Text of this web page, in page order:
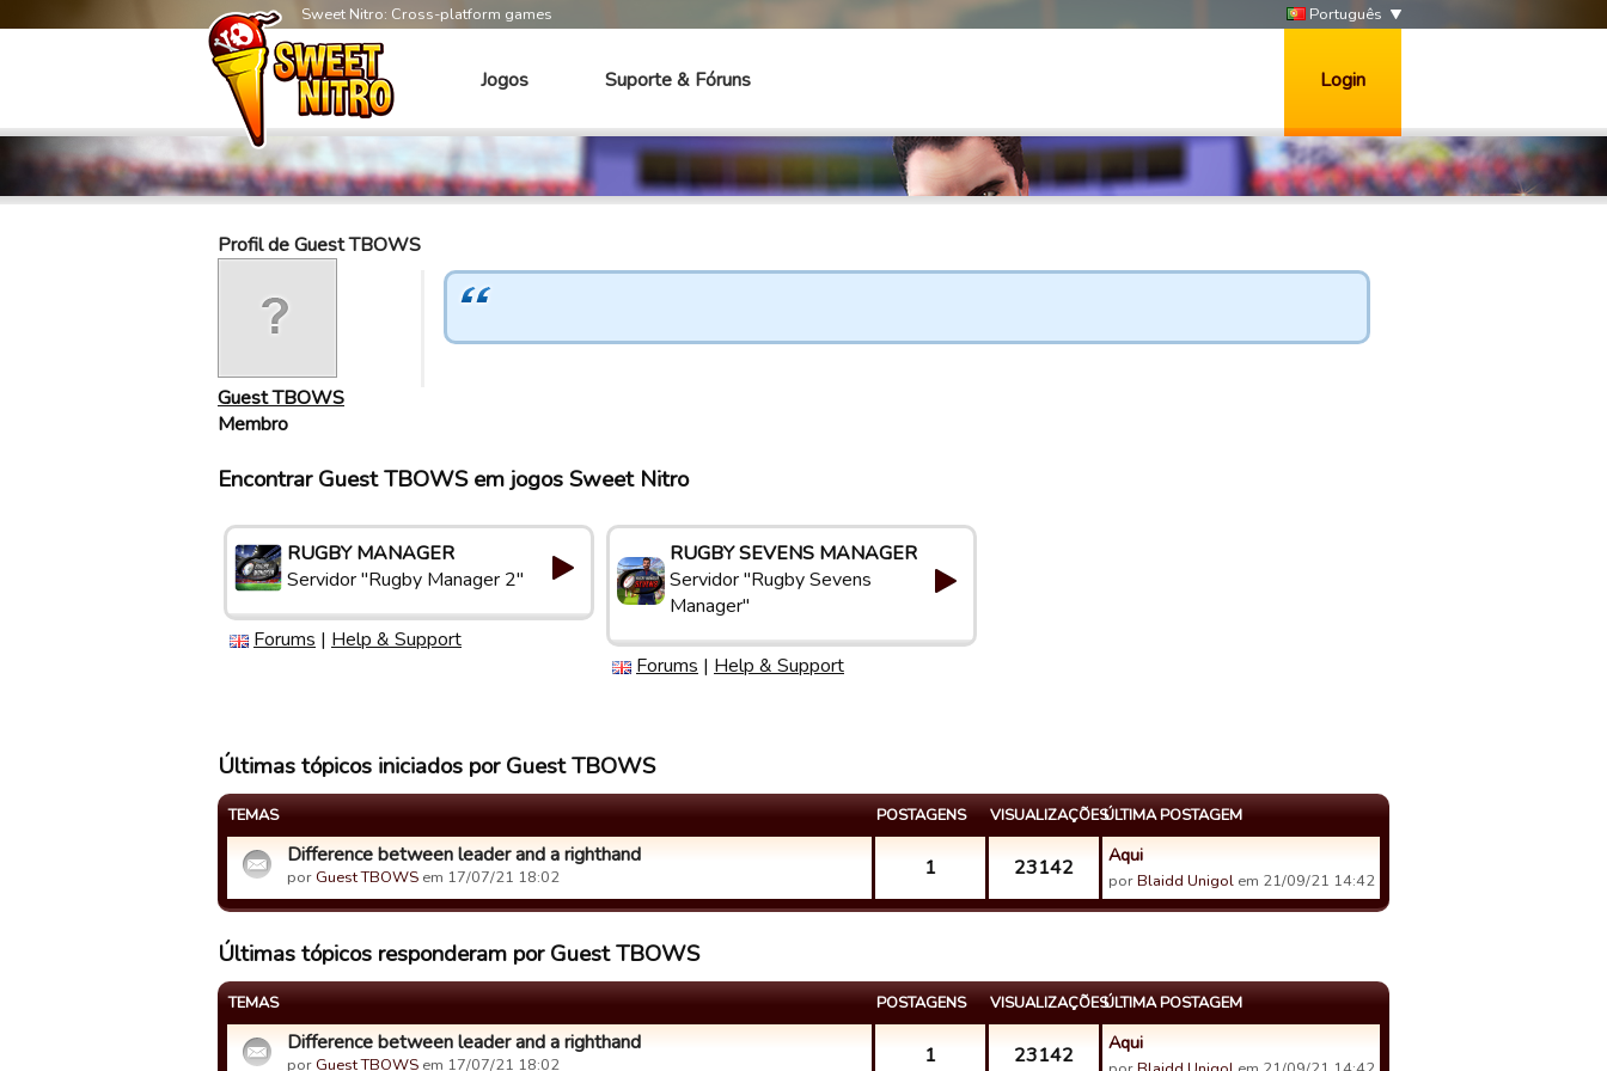
Sweet Nitro: Cross-platform games Português
Jogos Suporte & Fóruns Login
Profil de Guest TBOWS
Guest TBOWS
Membro
Encontrar Guest TBOWS em jogos Sweet Nitro
RUGBY MANAGER
Servidor "Rugby Manager 2"
Forums | Help & Support
RUGBY SEVENS MANAGER
Servidor "Rugby Sevens
Manager"
Forums | Help & Support
Últimas tópicos iniciados por Guest TBOWS
TEMAS POSTAGENS VISUALIZAÇÕESÚLTIMA POSTAGEM
Difference between leader and a righthand
por Guest TBOWS em 17/07/21 18:02 1 23142 Aqui
porBlaidd Unigol em 21/09/21 14:42
Últimas tópicos responderam por Guest TBOWS
TEMAS POSTAGENS VISUALIZAÇÕESÚLTIMA POSTAGEM
Difference between leader and a righthand
por Guest TBOWS em 17/07/21 18:02 1 23142 Aqui